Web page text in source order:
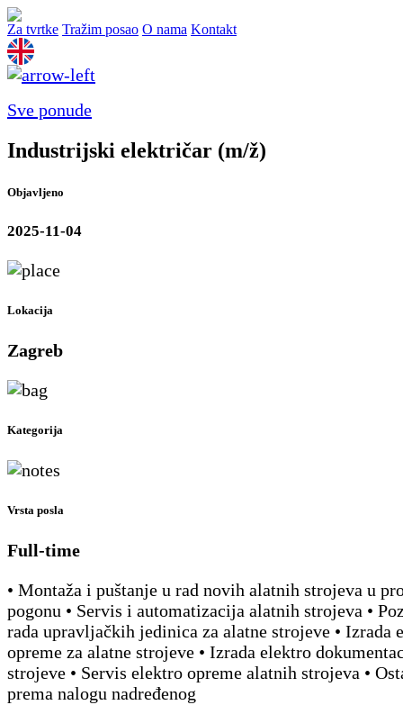
Za tvrtke Tražim posao O nama Kontakt
Sve ponude
Industrijski električar (m/ž)
Objavljeno
2025-11-04
Lokacija
Zagreb
Kategorija
Vrsta posla
Full-time
• Montaža i puštanje u rad novih alatnih strojeva u
pogonu • Servis i automatizacija alatnih strojeva •
rada upravljačkih jedinica za alatne strojeve • Izrada
opreme za alatne strojeve • Izrada elektro
strojeve • Servis elektro opreme alatnih strojeva •
prema nalogu nadređenog